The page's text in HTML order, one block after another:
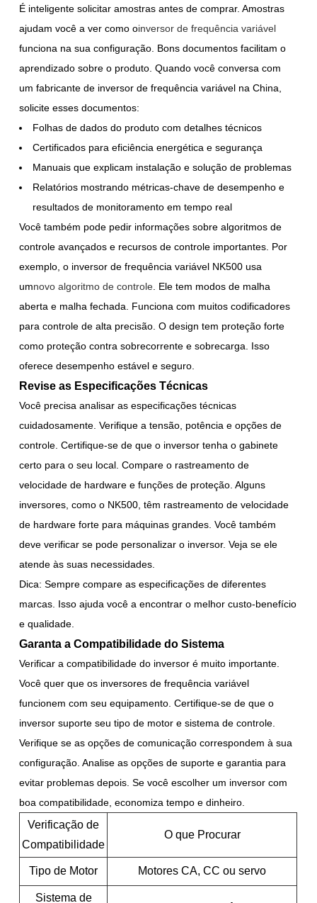
É inteligente solicitar amostras antes de comprar. Amostras
ajudam você a ver como oinversor de frequência variável
funciona na sua configuração. Bons documentos facilitam o
aprendizado sobre o produto. Quando você conversa com
um fabricante de inversor de frequência variável na China,
solicite esses documentos:
Folhas de dados do produto com detalhes técnicos
Certificados para eficiência energética e segurança
Manuais que explicam instalação e solução de problemas
Relatórios mostrando métricas-chave de desempenho e
resultados de monitoramento em tempo real
Você também pode pedir informações sobre algoritmos de
controle avançados e recursos de controle importantes. Por
exemplo, o inversor de frequência variável NK500 usa
umnovo algoritmo de controle . Ele tem modos de malha
aberta e malha fechada. Funciona com muitos codificadores
para controle de alta precisão. O design tem proteção forte
como proteção contra sobrecorrente e sobrecarga. Isso
oferece desempenho estável e seguro.
Revise as Especificações Técnicas
Você precisa analisar as especificações técnicas
cuidadosamente. Verifique a tensão, potência e opções de
controle. Certifique-se de que o inversor tenha o gabinete
certo para o seu local. Compare o rastreamento de
velocidade de hardware e funções de proteção. Alguns
inversores, como o NK500, têm rastreamento de velocidade
de hardware forte para máquinas grandes. Você também
deve verificar se pode personalizar o inversor. Veja se ele
atende às suas necessidades.
Dica: Sempre compare as especificações de diferentes
marcas. Isso ajuda você a encontrar o melhor custo-benefício
e qualidade.
Garanta a Compatibilidade do Sistema
Verificar a compatibilidade do inversor é muito importante.
Você quer que os inversores de frequência variável
funcionem com seu equipamento. Certifique-se de que o
inversor suporte seu tipo de motor e sistema de controle.
Verifique se as opções de comunicação correspondem à sua
configuração. Analise as opções de suporte e garantia para
evitar problemas depois. Se você escolher um inversor com
boa compatibilidade, economiza tempo e dinheiro.
Verificação de
Compatibilidade
O que Procurar
Tipo de Motor Motores CA, CC ou servo
Sistema de